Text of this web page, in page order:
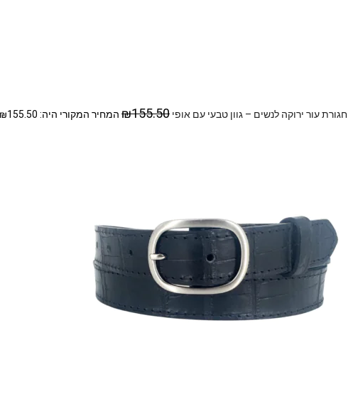
חגורת עור ירוקה לנשים – גוון טבעי עם אופי ₪155.50 המחיר המקורי היה: ₪155.50.